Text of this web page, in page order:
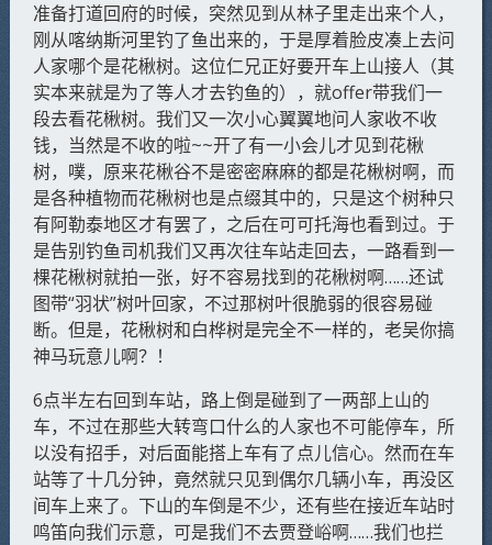
准备打道回府的时候，突然见到从林子里走出来个人，
刚从喀纳斯河里钓了鱼出来的，于是厚着脸皮凑上去问
人家哪个是花楸树。这位仁兄正好要开车上山接人（其
实本来就是为了等人才去钓鱼的），就offer带我们一
段去看花楸树。我们又一次小心翼翼地问人家收不收
钱，当然是不收的啦~~开了有一小会儿才见到花楸
树，噗，原来花楸谷不是密密麻麻的都是花楸树啊，而
是各种植物而花楸树也是点缀其中的，只是这个树种只
有阿勒泰地区才有罢了，之后在可可托海也看到过。于
是告别钓鱼司机我们又再次往车站走回去，一路看到一
棵花楸树就拍一张，好不容易找到的花楸树啊……还试
图带“羽状”树叶回家，不过那树叶很脆弱的很容易碰
断。但是，花楸树和白桦树是完全不一样的，老吴你搞
神马玩意儿啊？！
6点半左右回到车站，路上倒是碰到了一两部上山的
车，不过在那些大转弯口什么的人家也不可能停车，所
以没有招手，对后面能搭上车有了点儿信心。然而在车
站等了十几分钟，竟然就只见到偶尔几辆小车，再没区
间车上来了。下山的车倒是不少，还有些在接近车站时
鸣笛向我们示意，可是我们不去贾登峪啊……我们也拦